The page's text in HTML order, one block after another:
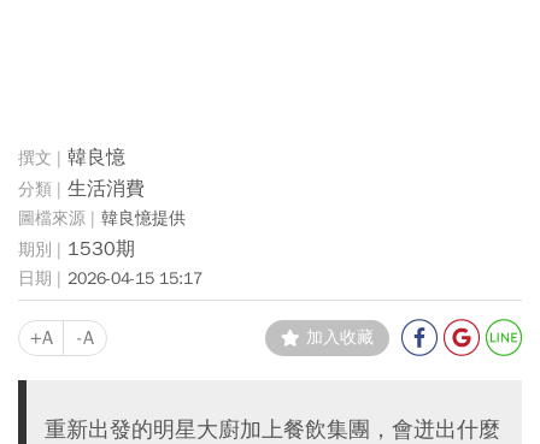
韓良憶
生活消費
韓良憶提供
1530期
2026-04-15 15:17
+A -A 加入收藏
重新出發的明星大廚加上餐飲集團，會迸出什麼